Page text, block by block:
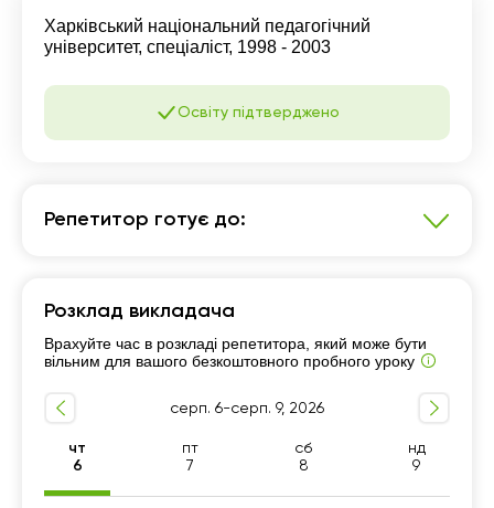
Харківський національний педагогічний
університет, спеціаліст, 1998 - 2003
Освіту підтверджено
Репетитор готує до:
7 - 9-й класи Підготовка до НМТ (ЗНО)
Підготовка до ДПА (9 клас) Підготовка до олімпіад
Розклад викладача
Врахуйте час в розкладі репетитора, який може бути
вільним для вашого безкоштовного пробного уроку
серп. 6-серп. 9, 2026
чт
6
пт
7
сб
8
нд
9
19:30
20:30